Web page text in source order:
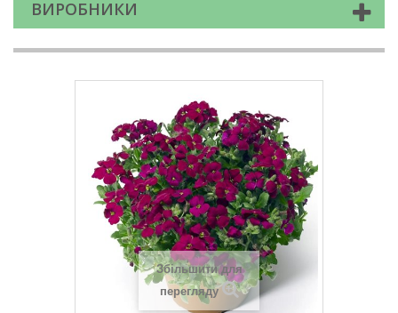
ВИРОБНИКИ
Збільшити для
перегляду